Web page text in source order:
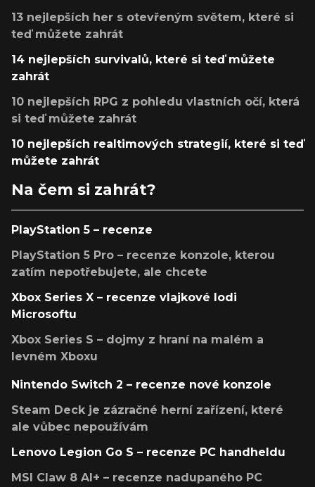
13 nejlepších her s otevřeným světem, které si
teď můžete zahrát
14 nejlepších survivalů, které si teď můžete
zahrát
10 nejlepších RPG z pohledu vlastních očí, která
si teď můžete zahrát
10 nejlepších realtimových strategií, které si teď
můžete zahrát
Na čem si zahrát?
PlayStation 5 – recenze
PlayStation 5 Pro – recenze konzole, kterou
zatím nepotřebujete, ale chcete
Xbox Series X – recenze vlajkové lodi
Microsoftu
Xbox Series S – dojmy z hraní na malém a
levném Xboxu
Nintendo Switch 2 – recenze nové konzole
Steam Deck je zázračné herní zařízení, které
ale vůbec nepoužívám
Lenovo Legion Go S – recenze PC handheldu
MSI Claw 8 AI+ – recenze nadupaného PC